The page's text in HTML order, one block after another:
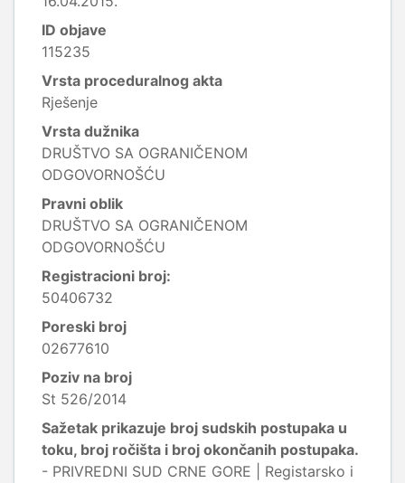
ID objave
115235
Vrsta proceduralnog akta
Rješenje
Vrsta dužnika
DRUŠTVO SA OGRANIČENOM
ODGOVORNOŠĆU
Pravni oblik
DRUŠTVO SA OGRANIČENOM
ODGOVORNOŠĆU
Registracioni broj:
50406732
Poreski broj
02677610
Poziv na broj
St 526/2014
Sažetak prikazuje broj sudskih postupaka u
toku, broj ročišta i broj okončanih postupaka.
- PRIVREDNI SUD CRNE GORE | Registarsko i